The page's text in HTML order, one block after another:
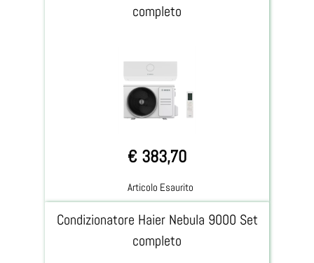
completo
€ 383,70
Articolo Esaurito
Condizionatore Haier Nebula 9000 Set
completo